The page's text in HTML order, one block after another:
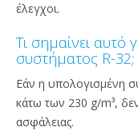
έλεγχοι.
Τι σημαίνει αυτό
συστήματος R-32;
Εάν η υπολογισμένη
κάτω των 230 g/m³,
ασφάλειας.